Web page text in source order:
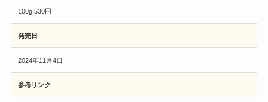
100g 530円
発売日
2024年11月4日
参考リンク